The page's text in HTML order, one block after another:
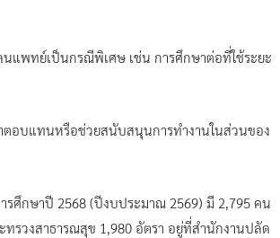
นแพทย์เป็นกรณีพิเศษ เช่น การศึกษาต่อที่ใช้ระยะ
อบแทนหรือช่วยสนับสนุนการทำงานในส่วนของ
ศึกษาปี 2568 (ปีงบประมาณ 2569) มี 2,795 คน
รวงสาธารณสุข 1,980 อัตรา อยู่ที่สำนักงานปลัด